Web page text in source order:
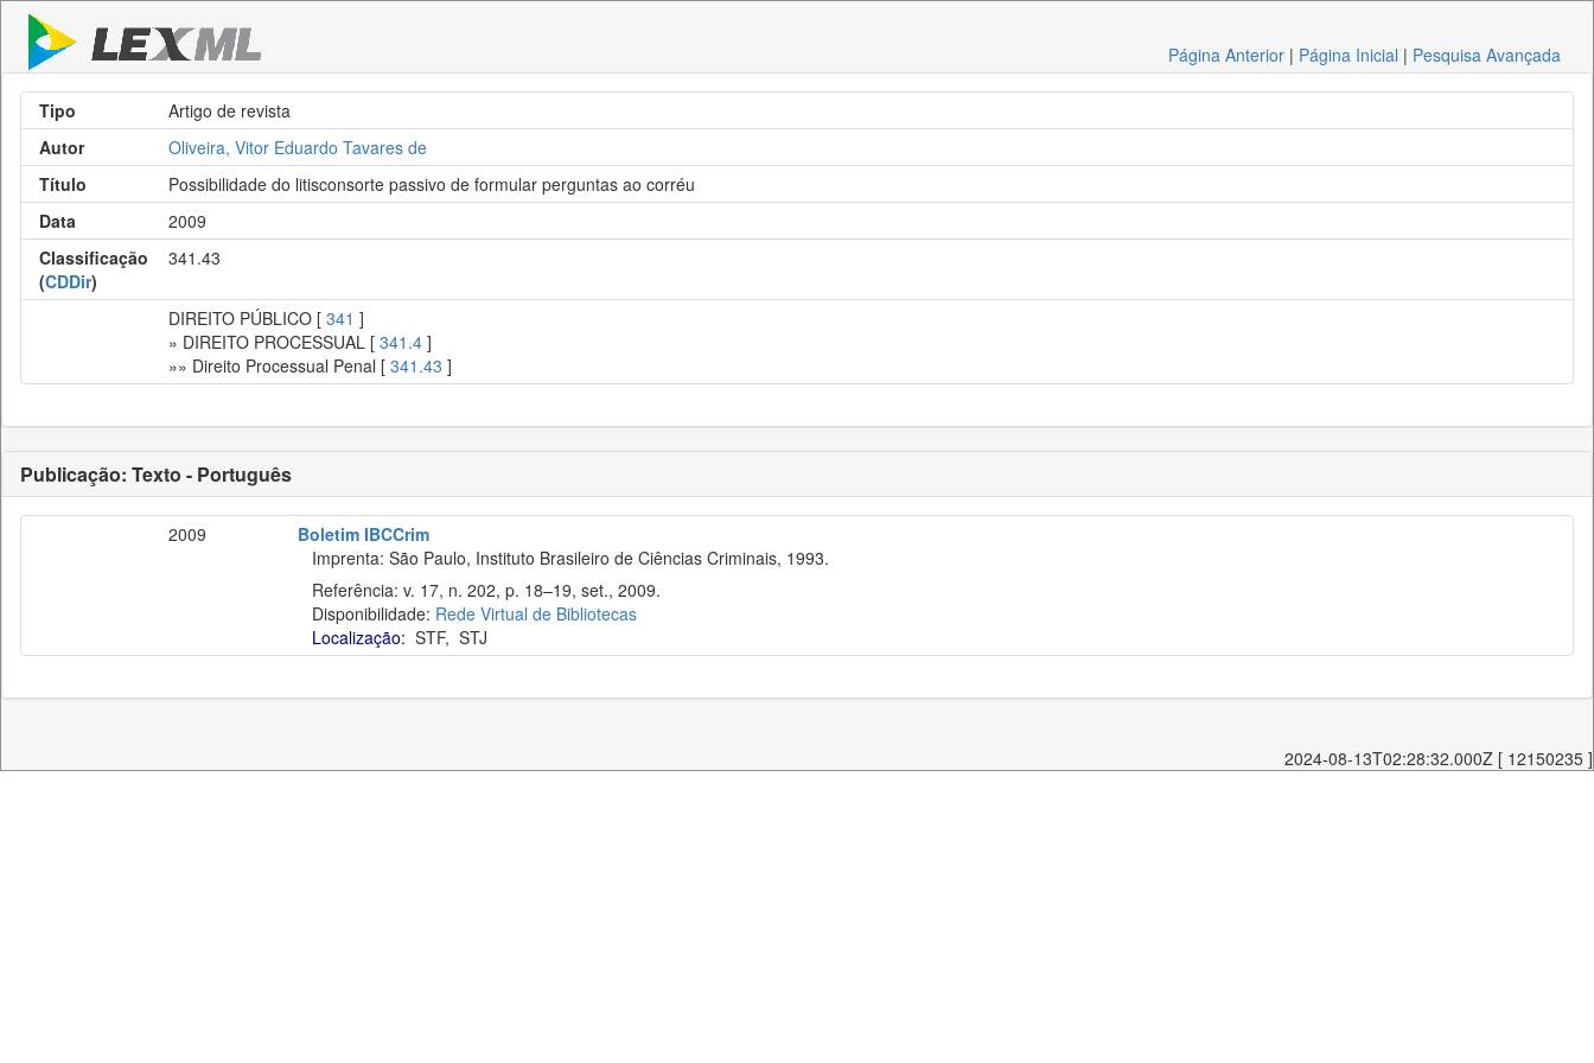
Página Anterior | Página Inicial | Pesquisa Avançada
Tipo
Artigo de revista
Autor
Oliveira, Vitor Eduardo Tavares de
Título
Possibilidade do litisconsorte passivo de formular perguntas ao corréu
Data
2009
Classificação
(CDDir)
341.43
DIREITO PÚBLICO [ 341 ]
» DIREITO PROCESSUAL [ 341.4 ]
»» Direito Processual Penal [ 341.43 ]
Publicação: Texto - Português
2009
Boletim IBCCrim
Imprenta: São Paulo, Instituto Brasileiro de Ciências Criminais, 1993.
Referência: v. 17, n. 202, p. 18–19, set., 2009.
Disponibilidade: Rede Virtual de Bibliotecas
Localização: STF, STJ
2024-08-13T02:28:32.000Z [ 12150235 ]